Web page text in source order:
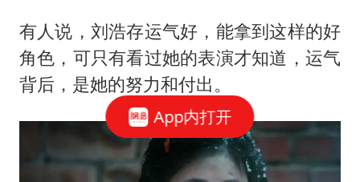
有人说，刘浩存运气好，能拿到这样的好
角色，可只有看过她的表演才知道，运气
背后，是她的努力和付出。
App内打开